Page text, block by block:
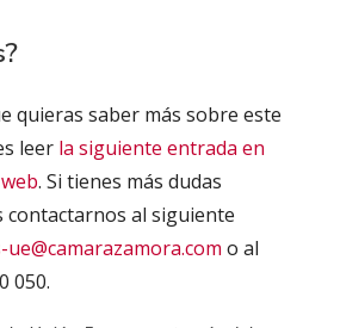
quieras saber más sobre este
leer la siguiente entrada en
. Si tienes más dudas
contactarnos al siguiente
o al
050.